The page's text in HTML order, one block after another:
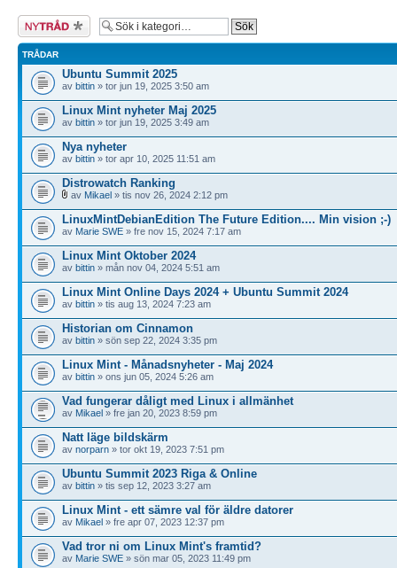
Skapa en ny
tråd
TRÅDAR
Ubuntu Summit 2025
av bittin » tor jun 19, 2025 3:50 am
Linux Mint nyheter Maj 2025
av bittin » tor jun 19, 2025 3:49 am
Nya nyheter
av bittin » tor apr 10, 2025 11:51 am
Distrowatch Ranking
av Mikael » tis nov 26, 2024 2:12 pm
LinuxMintDebianEdition The Future Edition.... Min vision ;-)
av Marie SWE » fre nov 15, 2024 7:17 am
Linux Mint Oktober 2024
av bittin » mån nov 04, 2024 5:51 am
Linux Mint Online Days 2024 + Ubuntu Summit 2024
av bittin » tis aug 13, 2024 7:23 am
Historian om Cinnamon
av bittin » sön sep 22, 2024 3:35 pm
Linux Mint - Månadsnyheter - Maj 2024
av bittin » ons jun 05, 2024 5:26 am
Vad fungerar dåligt med Linux i allmänhet
av Mikael » fre jan 20, 2023 8:59 pm
Natt läge bildskärm
av norparn » tor okt 19, 2023 7:51 pm
Ubuntu Summit 2023 Riga & Online
av bittin » tis sep 12, 2023 3:27 am
Linux Mint - ett sämre val för äldre datorer
av Mikael » fre apr 07, 2023 12:37 pm
Vad tror ni om Linux Mint's framtid?
av Marie SWE » sön mar 05, 2023 11:49 pm